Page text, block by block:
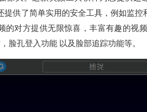
提供了简单实用的安全工具，例如监
的对方提供无限惊喜，丰富有趣的视
脸孔登入功能 以及脸部追踪功能等。